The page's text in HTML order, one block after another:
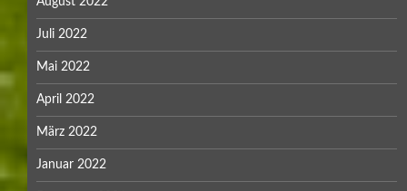
Juli 2022
Mai 2022
April 2022
März 2022
Januar 2022